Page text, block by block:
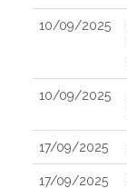
10/09/2025
10/09/2025
17/09/2025
17/09/2025